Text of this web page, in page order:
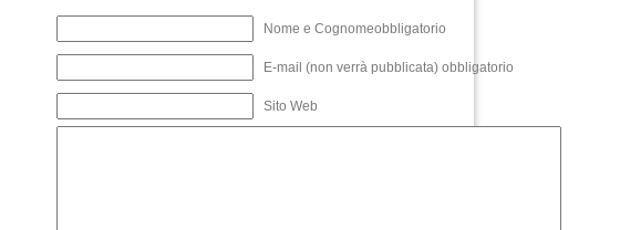
Nome e Cognomeobbligatorio
E-mail (non verrà pubblicata) obbligatorio
Sito Web